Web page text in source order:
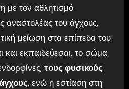
με τον αθλητισμό
αναστολέας του άγχους,
μείωση στα επίπεδα του
και εκπαιδεύεσαι, το σώμα
τους φυσικούς
, ενώ η εστίαση στη